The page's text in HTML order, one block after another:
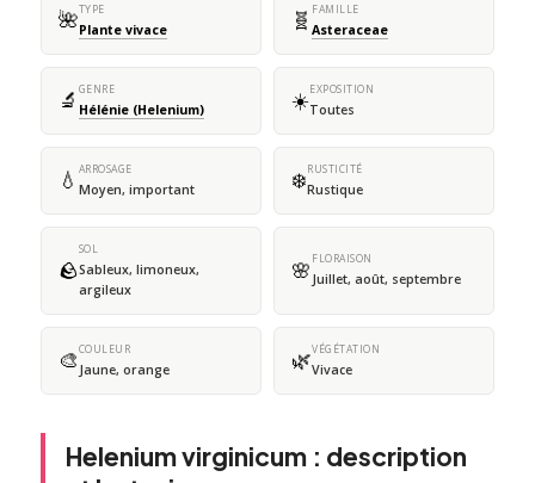
🌺TYPE
Plante vivace 🧬 FAMILLE
Asteraceae
🔬 GENRE
Hélénie (Helenium) ☀️EXPOSITION
Toutes
💧 ARROSAGE
Moyen, important ❄️RUSTICITÉ
Rustique
🪨
SOL
Sableux, limoneux,
argileux
🌸 FLORAISON
Juillet, août, septembre
🎨COULEUR
Jaune, orange 🌿VÉGÉTATION
Vivace
Helenium virginicum : description